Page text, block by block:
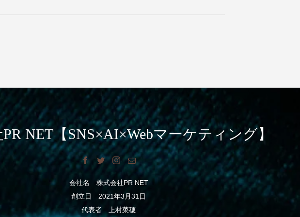
NET【SNS×AI×Webマーケティング】
会社名 株式会社PR NET
創立日 2021年3月31日
代表者 上村菜穂